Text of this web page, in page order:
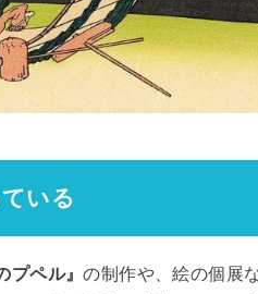
いる
プペル』の制作や、絵の個展